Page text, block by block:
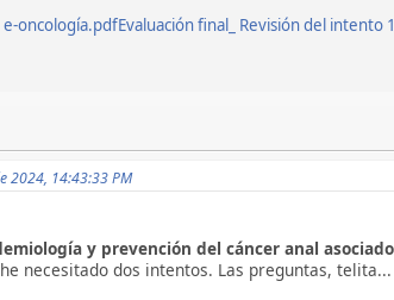
e-oncología.pdfEvaluación final_ Revisión del intento
2024, 14:43:33 PM
y prevención del cáncer anal
necesitado dos intentos. Las preguntas, telita...